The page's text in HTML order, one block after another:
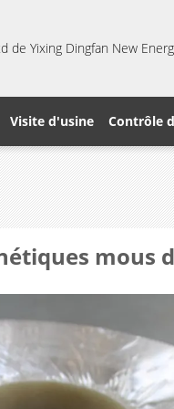
de Yixing Dingfan New
Visite d'usine Contrôle
mous